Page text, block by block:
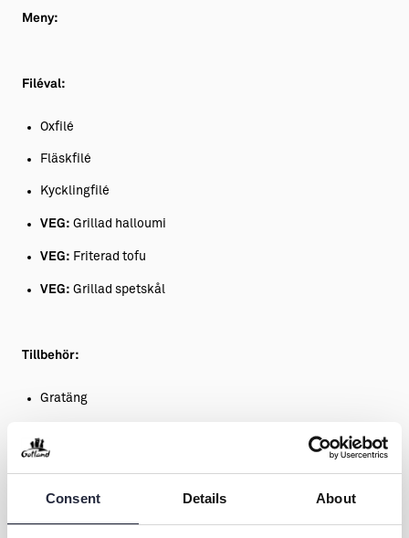
Consent Details About
Meny:
Filéval:
Oxfilé
Fläskfilé
Kycklingfilé
VEG: Grillad halloumi
VEG: Friterad tofu
VEG: Grillad spetskål
Tillbehör:
Gratäng
Örtsmör